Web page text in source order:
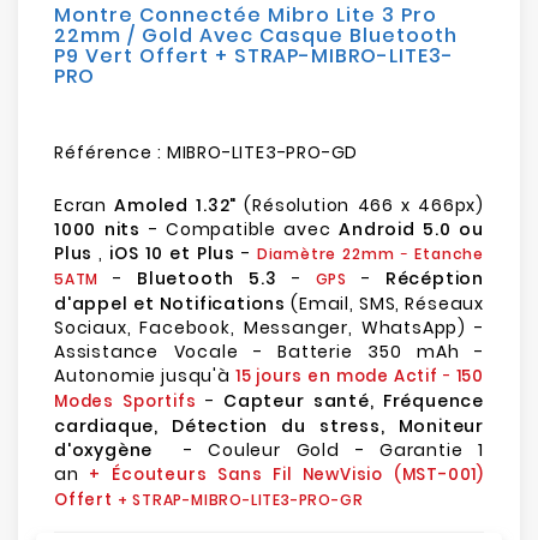
Montre Connectée Mibro Lite 3 Pro
22mm / Gold Avec Casque Bluetooth
P9 Vert Offert + STRAP-MIBRO-LITE3-
PRO
Référence : MIBRO-LITE3-PRO-GD
EcranAmoled 1.32" (Résolution 466 x 466px)
1000 nits - Compatible avecAndroid 5.0 ou
Plus , iOS 10 et Plus - Diamètre 22mm -Etanche
5ATM
- Bluetooth 5.3 - GPS - Récéption
d'appel et Notifications (Email, SMS, Réseaux
Sociaux, Facebook, Messanger, WhatsApp) -
Assistance Vocale - Batterie 350 mAh -
Autonomie jusqu'à 15 jours en mode Actif - 150
Modes Sportifs - Capteur santé, Fréquence
cardiaque, Détection du stress, Moniteur
d'oxygène - Couleur Gold - Garantie 1
an + Écouteurs Sans Fil NewVisio (MST-001)
Offert + STRAP-MIBRO-LITE3-PRO-GR